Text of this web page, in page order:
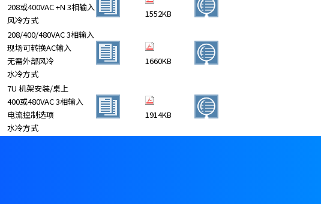
208或400VAC +N 3相输入
风冷方式
1552KB
208/400/480VAC 3相输入
现场可转换AC输入
无需外部风冷
水冷方式
1660KB
7U 机架安装/桌上
400或480VAC 3相输入
电流控制选项
水冷方式
1914KB